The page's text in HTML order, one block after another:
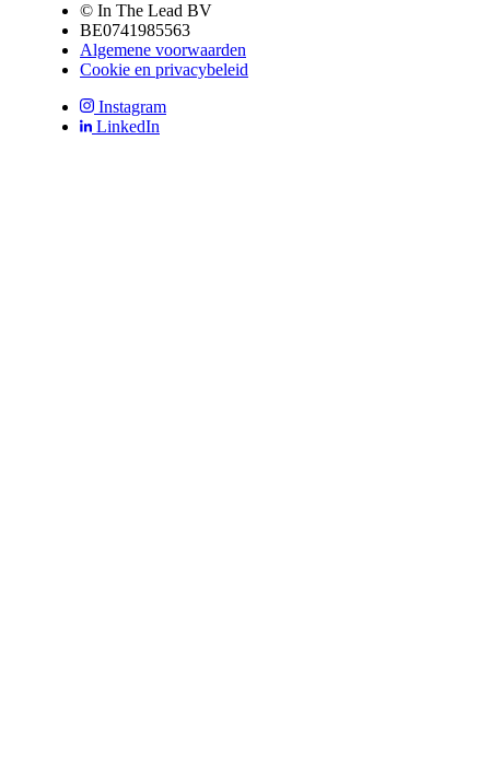
© In The Lead BV
BE0741985563
Algemene voorwaarden
Cookie en privacybeleid
Instagram
LinkedIn